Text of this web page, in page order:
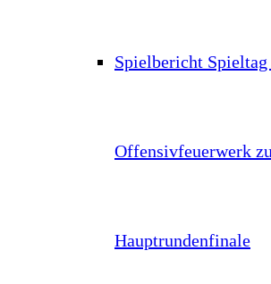
Spielbericht Spieltag
Offensivfeuerwerk
Hauptrundenfinale